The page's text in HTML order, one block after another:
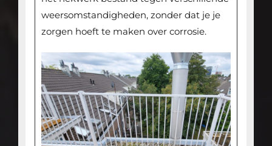
weersomstandigheden, zonder dat je je
zorgen hoeft te maken over corrosie.